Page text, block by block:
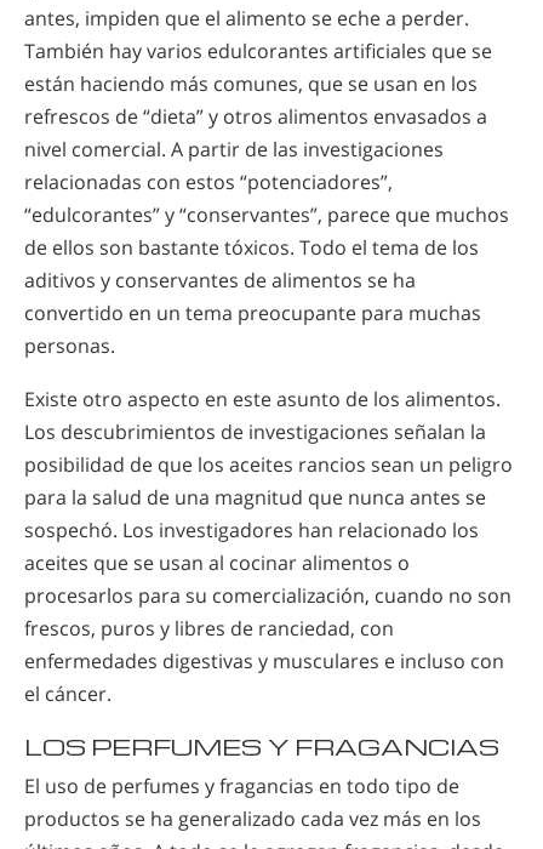
antes, impiden que el alimento se eche a perder.
También hay varios edulcorantes artificiales que se
están haciendo más comunes, que se usan en los
refrescos de “dieta” y otros alimentos envasados a
nivel comercial. A partir de las investigaciones
relacionadas con estos “potenciadores”,
“edulcorantes” y “conservantes”, parece que muchos
de ellos son bastante tóxicos. Todo el tema de los
aditivos y conservantes de alimentos se ha
convertido en un tema preocupante para muchas
personas.
Existe otro aspecto en este asunto de los alimentos.
Los descubrimientos de investigaciones señalan la
posibilidad de que los aceites rancios sean un peligro
para la salud de una magnitud que nunca antes se
sospechó. Los investigadores han relacionado los
aceites que se usan al cocinar alimentos o
procesarlos para su comercialización, cuando no son
frescos, puros y libres de ranciedad, con
enfermedades digestivas y musculares e incluso con
el cáncer.
LOS PERFUMES Y FRAGANCIAS
El uso de perfumes y fragancias en todo tipo de
productos se ha generalizado cada vez más en los